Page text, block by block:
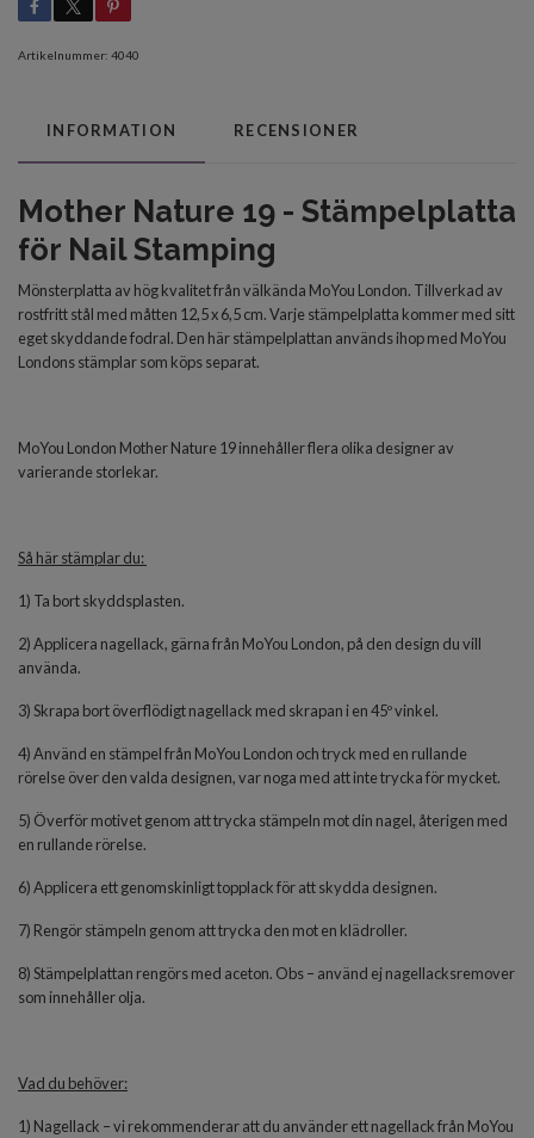
Artikelnummer: 4040
INFORMATION RECENSIONER
Mother Nature 19 - Stämpelplatta
för Nail Stamping
Mönsterplatta av hög kvalitet från välkända MoYou London. Tillverkad av
rostfritt stål med måtten 12,5 x 6,5 cm. Varje stämpelplatta kommer med sitt
eget skyddande fodral. Den här stämpelplattan används ihop med MoYou
Londons stämplar som köps separat.
MoYou London Mother Nature 19 innehåller flera olika designer av
varierande storlekar.
Så här stämplar du:
1) Ta bort skyddsplasten.
2) Applicera nagellack, gärna från MoYou London, på den design du vill
använda.
3) Skrapa bort överflödigt nagellack med skrapan i en 45º vinkel.
4) Använd en stämpel från MoYou London och tryck med en rullande
rörelse över den valda designen, var noga med att inte trycka för mycket.
5) Överför motivet genom att trycka stämpeln mot din nagel, återigen med
en rullande rörelse.
6) Applicera ett genomskinligt topplack för att skydda designen.
7) Rengör stämpeln genom att trycka den mot en klädroller.
8) Stämpelplattan rengörs med aceton. Obs – använd ej nagellacksremover
som innehåller olja.
Vad du behöver:
1) Nagellack – vi rekommenderar att du använder ett nagellack från MoYou